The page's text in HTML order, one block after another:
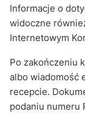
Informacje o
widoczne
Internetowym
Po zakończeniu
albo wiadomość
recepcie.
podaniu numeru